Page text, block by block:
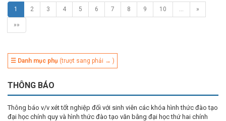
1 2 3 4 5 6 7 8 9 10 … »
»»
☰ Danh mục phụ (trượt sang phải → )
THÔNG BÁO
Thông báo v/v xét tốt nghiệp đối với sinh viên các khóa hình thức đào tạo
đại học chính quy và hình thức đào tạo văn bằng đại học thứ hai chính